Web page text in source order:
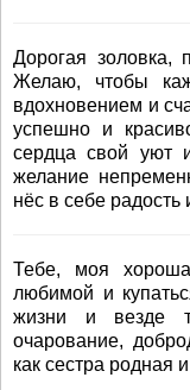
Дорогая золовка,
Желаю, чтобы
вдохновением и
успешно и
сердца свой уют
желание
нёс в себе радость
Тебе, моя
любимой и
жизни и везде
очарование,
как сестра родная